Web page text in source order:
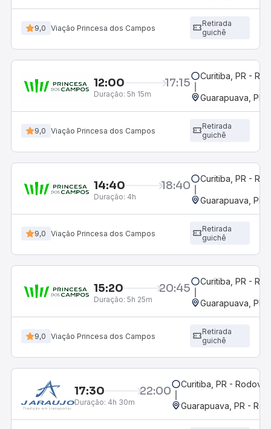
9,0 Viação Princesa dos Campos
Retirada
guichê
12:00 17:15
Duração: 5h 15m
Curitiba, PR -
Guarapuava, PR
9,0 Viação Princesa dos Campos
Retirada
guichê
14:40 18:40
Duração: 4h
Curitiba, PR -
Guarapuava, PR
9,0 Viação Princesa dos Campos
Retirada
guichê
15:20 20:45
Duração: 5h 25m
Curitiba, PR -
Guarapuava, PR
9,0 Viação Princesa dos Campos
Retirada
guichê
17:30 22:00
Duração: 4h 30m
Curitiba, PR -
Guarapuava, PR -